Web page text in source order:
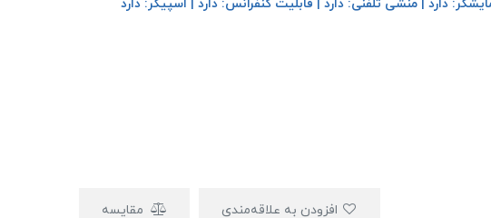
مقایسه